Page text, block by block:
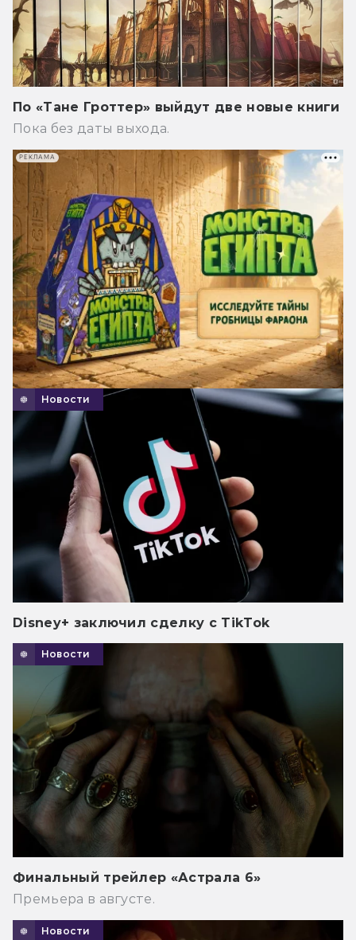
По «Тане Гроттер» выйдут две новые книги
Пока без даты выхода.
Новости
Disney+ заключил сделку с TikTok
Новости
Финальный трейлер «Астрала 6»
Премьера в августе.
Новости
РЕКЛАМА